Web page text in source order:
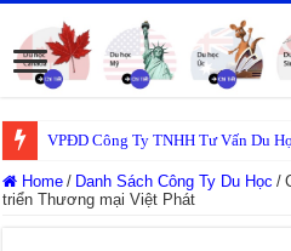
VPĐD Công Ty TNHH Tư Vấn Du
Home / Danh Sách Công Ty Du Học /
triển Thương mại Việt Phát